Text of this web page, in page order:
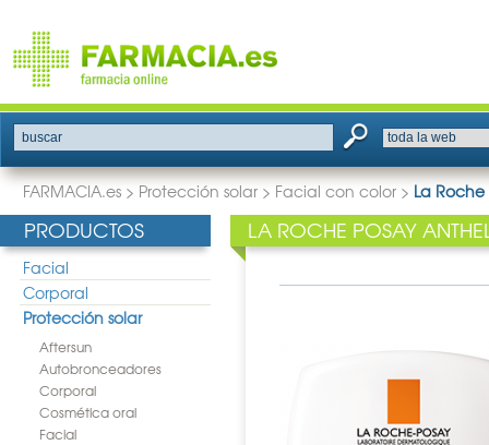
buscar
FARMACIA.es > Protección solar > Facial con color > La Roche
PRODUCTOS
Facial
Corporal
Protección solar
Aftersun
Autobronceadores
Corporal
Cosmética oral
Facial
LA ROCHE POSAY